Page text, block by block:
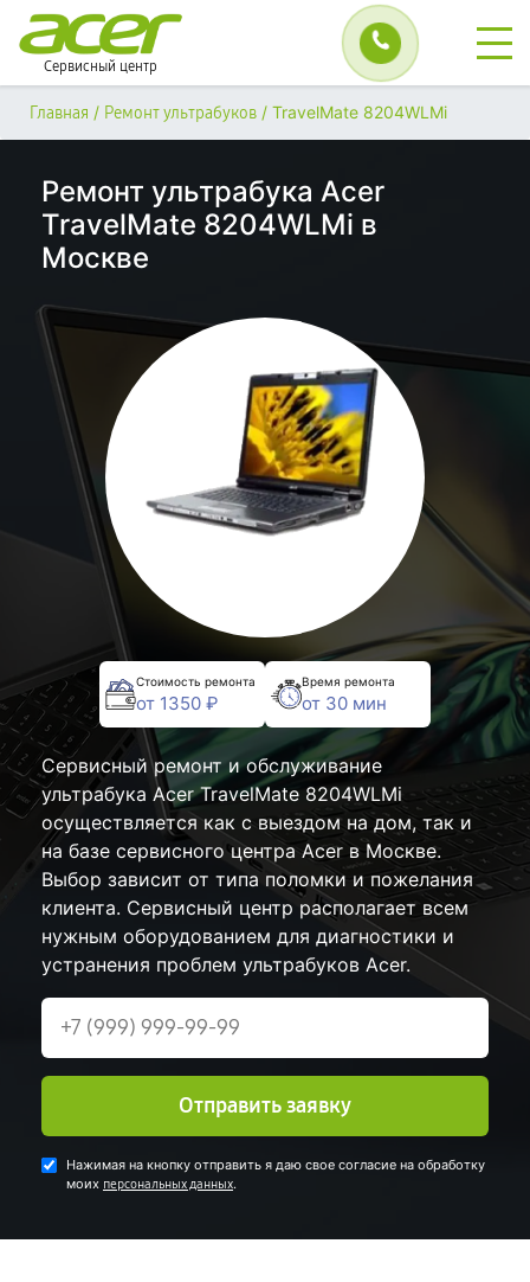
Сервисный центр
Главная / Ремонт ультрабуков / TravelMate 8204WLMi
Ремонт ультрабука Acer
TravelMate 8204WLMi в
Москве
Стоимость ремонта
от 1350 ₽
Время ремонта
от 30 мин
Сервисный ремонт и обслуживание
ультрабука Acer TravelMate 8204WLMi
осуществляется как с выездом на дом, так и
на базе сервисного центра Acer в Москве.
Выбор зависит от типа поломки и пожелания
клиента. Сервисный центр располагает всем
нужным оборудованием для диагностики и
устранения проблем ультрабуков Acer.
Отправить заявку
Нажимая на кнопку отправить я даю свое согласие на обработку
моих персональных данных.